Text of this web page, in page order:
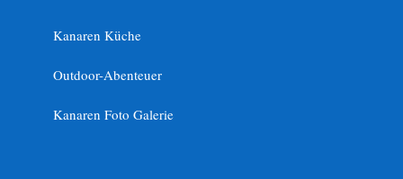
Kanaren Küche
Outdoor-Abenteuer
Kanaren Foto Galerie